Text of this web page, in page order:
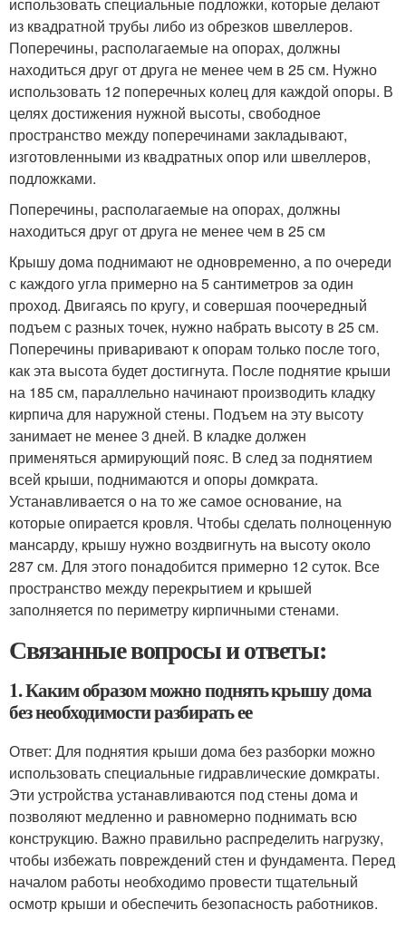
из квадратной трубы либо из обрезков швеллеров.
Поперечины, располагаемые на опорах, должны
находиться друг от друга не менее чем в 25 см. Нужно
использовать 12 поперечных колец для каждой опоры. В
целях достижения нужной высоты, свободное
пространство между поперечинами закладывают,
изготовленными из квадратных опор или швеллеров,
подложками.
Поперечины, располагаемые на опорах, должны
находиться друг от друга не менее чем в 25 см
Крышу дома поднимают не одновременно, а по очереди
с каждого угла примерно на 5 сантиметров за один
проход. Двигаясь по кругу, и совершая поочередный
подъем с разных точек, нужно набрать высоту в 25 см.
Поперечины приваривают к опорам только после того,
как эта высота будет достигнута. После поднятие крыши
на 185 см, параллельно начинают производить кладку
кирпича для наружной стены. Подъем на эту высоту
занимает не менее 3 дней. В кладке должен
применяться армирующий пояс. В след за поднятием
всей крыши, поднимаются и опоры домкрата.
Устанавливается о на то же самое основание, на
которые опирается кровля. Чтобы сделать полноценную
мансарду, крышу нужно воздвигнуть на высоту около
287 см. Для этого понадобится примерно 12 суток. Все
пространство между перекрытием и крышей
заполняется по периметру кирпичными стенами.
Связанные вопросы и ответы:
1. Каким образом можно поднять крышу дома
без необходимости разбирать ее
Ответ: Для поднятия крыши дома без разборки можно
использовать специальные гидравлические домкраты.
Эти устройства устанавливаются под стены дома и
позволяют медленно и равномерно поднимать всю
конструкцию. Важно правильно распределить нагрузку,
чтобы избежать повреждений стен и фундамента. Перед
началом работы необходимо провести тщательный
осмотр крыши и обеспечить безопасность работников.